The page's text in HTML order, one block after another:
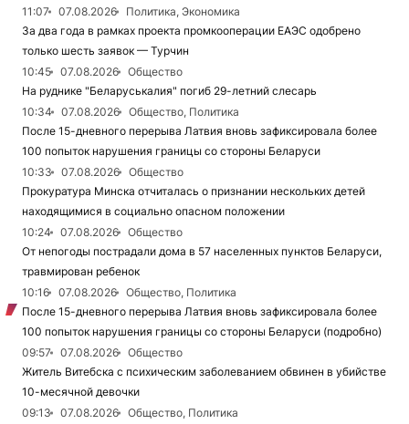
11:07
07.08.2026
Политика, Экономика
За два года в рамках проекта промкооперации ЕАЭС одобрено
только шесть заявок — Турчин
10:45
07.08.2026
Общество
На руднике "Беларуськалия" погиб 29-летний слесарь
10:34
07.08.2026
Общество, Политика
После 15-дневного перерыва Латвия вновь зафиксировала более
100 попыток нарушения границы со стороны Беларуси
10:33
07.08.2026
Общество
Прокуратура Минска отчиталась о признании нескольких детей
находящимися в социально опасном положении
10:24
07.08.2026
Общество
От непогоды пострадали дома в 57 населенных пунктов Беларуси,
травмирован ребенок
10:16
07.08.2026
Общество, Политика
После 15-дневного перерыва Латвия вновь зафиксировала более
100 попыток нарушения границы со стороны Беларуси (подробно)
09:57
07.08.2026
Общество
Житель Витебска с психическим заболеванием обвинен в убийстве
10-месячной девочки
09:13
07.08.2026
Общество, Политика